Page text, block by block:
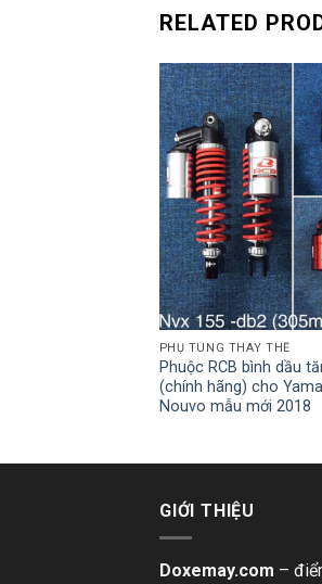
RELATED
PHỤ TÙNG THAY THẾ
Phuộc RCB bình dầu
(chính hãng) cho
Nouvo mẫu mới 2018
GIỚI THIỆU
Doxemay.com –